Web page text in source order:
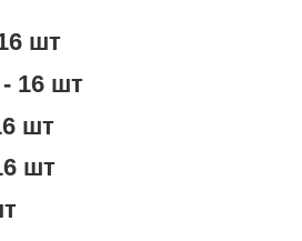
шт
- 16 шт
шт
шт